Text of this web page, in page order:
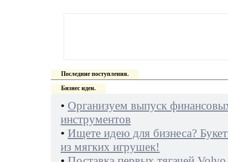
Последние поступления.
Бизнес идеи.
• Организуем выпуск
инструментов
• Ищете идею для бизнеса?
из мягких игрушек!